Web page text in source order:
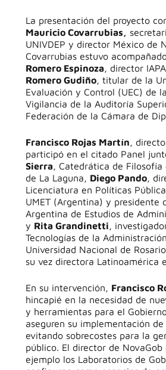
La presentación del proyecto
Mauricio Covarrubias,
UNIVDEP y director México de
Covarrubias estuvo
Romero Espinoza, director
Romero Gudiño, titular de la
Evaluación y Control (UEC) de
Vigilancia de la Auditoría
Federación de la Cámara de
Francisco Rojas Martín,
participó en el citado Panel
Sierra, Catedrática de Filosofía
de La Laguna, Diego Pando,
Licenciatura en Políticas
UMET (Argentina) y presidente
Argentina de Estudios de
y Rita Grandinetti,
Tecnologías de la
Universidad Nacional de
su vez directora Latinoamérica
En su intervención, Francisco
hincapié en la necesidad de
y herramientas para el
aseguren su implementación
evitando sobrecostes para la
público. El director de NovaGob
ejemplo los Laboratorios de